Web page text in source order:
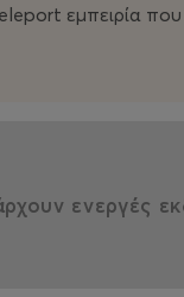
εμπειρία που
ενεργές